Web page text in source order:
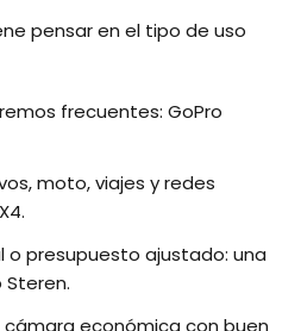
pensar en el tipo de uso
frecuentes: GoPro
moto, viajes y redes
o presupuesto ajustado: una
cámara económica con buen